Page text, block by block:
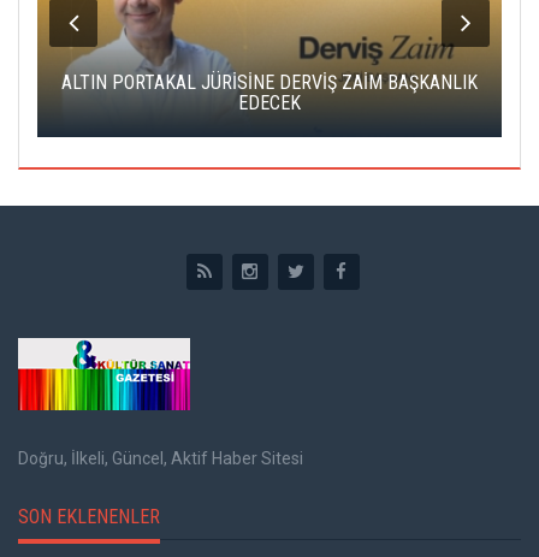
ALTIN PORTAKAL JÜRİSİNE DERVİŞ ZAİM BAŞKANLIK
EDECEK
Doğru, İlkeli, Güncel, Aktif Haber Sitesi
SON EKLENENLER